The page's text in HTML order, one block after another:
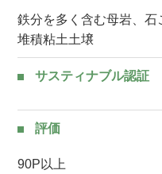
鉄分を多く含む母岩、
堆積粘土土壌
サスティナブル認証
評価
90P以上